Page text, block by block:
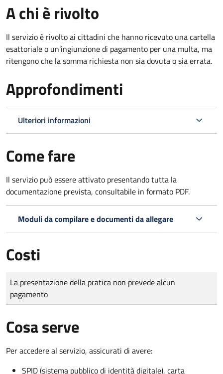
A chi è rivolto
Il servizio è rivolto ai cittadini che hanno ricevuto una cartella
esattoriale o un'ingiunzione di pagamento per una multa, ma
ritengono che la somma richiesta non sia dovuta o sia errata.
Approfondimenti
Ulteriori informazioni
Come fare
Il servizio può essere attivato presentando tutta la
documentazione prevista, consultabile in formato PDF.
Moduli da compilare e documenti da allegare
Costi
Tipo di pagamento
Importo
La presentazione della pratica non prevede alcun
pagamento
Cosa serve
Per accedere al servizio, assicurati di avere:
SPID (sistema pubblico di identità digitale), carta